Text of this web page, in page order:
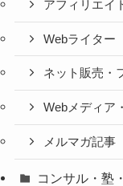
アフィリエイ
Webライター
ネット販売・
Webメディア
メルマガ記事
コンサル・塾